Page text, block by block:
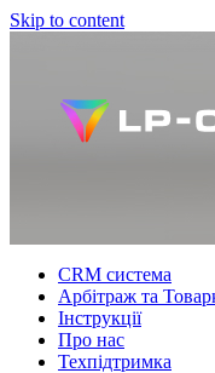
Skip to content
CRM система
Арбітраж та
Інструкції
Про нас
Техпідтримка